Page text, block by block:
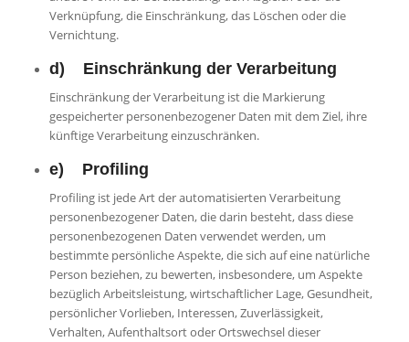
Verknüpfung, die Einschränkung, das Löschen oder die
Vernichtung.
d) Einschränkung der Verarbeitung
Einschränkung der Verarbeitung ist die Markierung
gespeicherter personenbezogener Daten mit dem Ziel, ihre
künftige Verarbeitung einzuschränken.
e) Profiling
Profiling ist jede Art der automatisierten Verarbeitung
personenbezogener Daten, die darin besteht, dass diese
personenbezogenen Daten verwendet werden, um
bestimmte persönliche Aspekte, die sich auf eine natürliche
Person beziehen, zu bewerten, insbesondere, um Aspekte
bezüglich Arbeitsleistung, wirtschaftlicher Lage, Gesundheit,
persönlicher Vorlieben, Interessen, Zuverlässigkeit,
Verhalten, Aufenthaltsort oder Ortswechsel dieser